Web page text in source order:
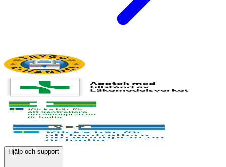
Hjälp och support